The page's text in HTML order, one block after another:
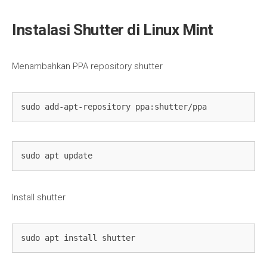
Instalasi Shutter di Linux Mint
Menambahkan PPA repository shutter
sudo add-apt-repository ppa:shutter/ppa
sudo apt update
Install shutter
sudo apt install shutter